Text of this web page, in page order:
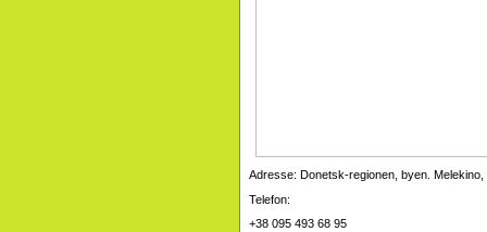
Adresse: Donetsk-regionen, byen.
Telefon:
+38 095 493 68 95